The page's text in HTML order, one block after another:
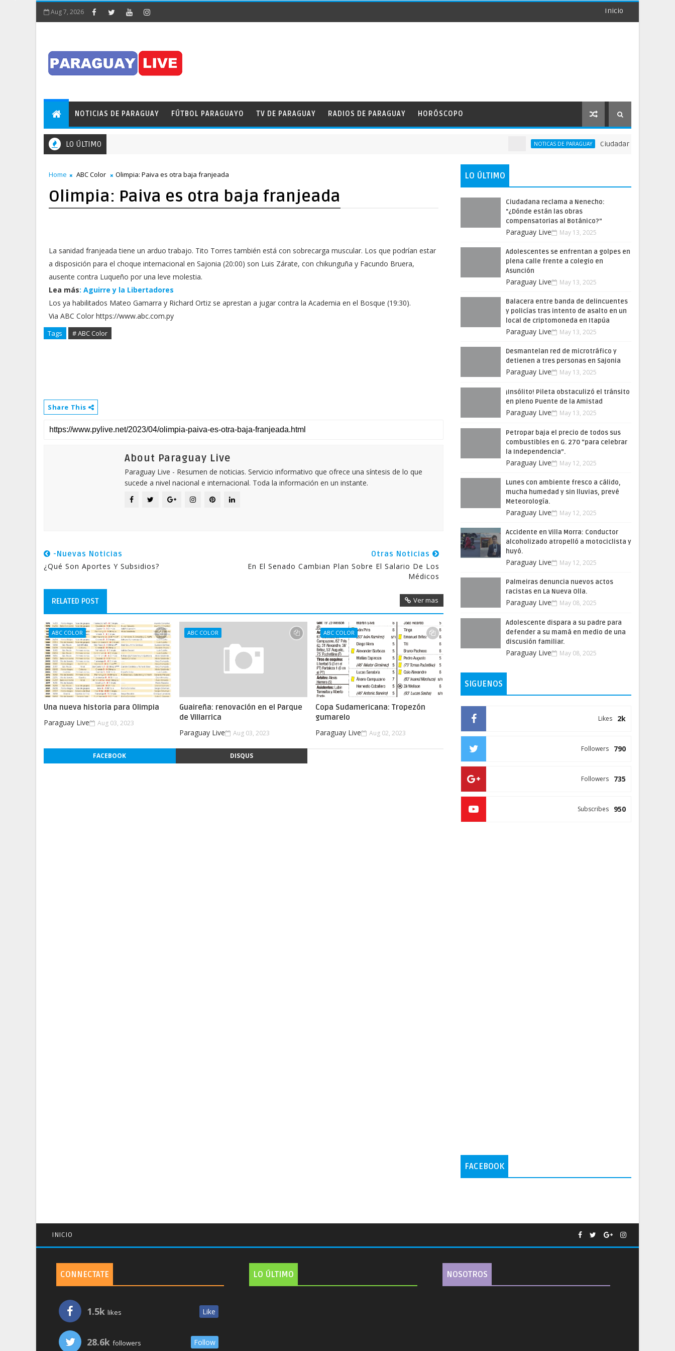
Aug 7, 2026 Inicio
NOTICIAS DE PARAGUAY FÚTBOL PARAGUAYO TV DE PARAGUAY RADIOS DE PARAGUAY HORÓSCOPO
LO ÚLTIMO NOTICAS DE PARAGUAY Ciudadana reclama a
Home ABC Color Olimpia: Paiva es otra baja franjeada
Olimpia: Paiva es otra baja franjeada
La sanidad franjeada tiene un arduo trabajo. Tito Torres también está con sobrecarga muscular. Los que podrían estar
a disposición para el choque internacional en Sajonia (20:00) son Luis Zárate, con chikunguña y Facundo Bruera,
ausente contra Luqueño por una leve molestia.
Lea más: Aguirre y la Libertadores
Los ya habilitados Mateo Gamarra y Richard Ortiz se aprestan a jugar contra la Academia en el Bosque (19:30).
Via ABC Color https://www.abc.com.py
Tags # ABC Color
Share This
About Paraguay Live
Paraguay Live - Resumen de noticias. Servicio informativo que ofrece una síntesis de lo que
sucede a nivel nacional e internacional. Toda la información en un instante.
-Nuevas Noticias
¿Qué Son Aportes Y Subsidios?
Otras Noticias
En El Senado Cambian Plan Sobre El Salario De Los
Médicos
RELATED POST Ver mas
ABC COLOR
Una nueva historia para Olimpia
Paraguay Live Aug 03, 2023
ABC COLOR
Guaireña: renovación en el Parque
de Villarrica
Paraguay Live Aug 03, 2023
ABC COLOR
Copa Sudamericana: Tropezón
gumarelo
Paraguay Live Aug 02, 2023
FACEBOOK DISQUS
LO ÚLTIMO
Ciudadana reclama a Nenecho:
"¿Dónde están las obras
compensatorias al Botánico?”
Paraguay Live May 13, 2025
Adolescentes se enfrentan a golpes en
plena calle frente a colegio en
Asunción
Paraguay Live May 13, 2025
Balacera entre banda de delincuentes
y policías tras intento de asalto en un
local de criptomoneda en Itapúa
Paraguay Live May 13, 2025
Desmantelan red de microtráfico y
detienen a tres personas en Sajonia
Paraguay Live May 13, 2025
¡Insólito! Pileta obstaculizó el tránsito
en pleno Puente de la Amistad
Paraguay Live May 13, 2025
Petropar baja el precio de todos sus
combustibles en G. 270 “para celebrar
la Independencia”.
Paraguay Live May 12, 2025
Lunes con ambiente fresco a cálido,
mucha humedad y sin lluvias, prevé
Meteorología.
Paraguay Live May 12, 2025
Accidente en Villa Morra: Conductor
alcoholizado atropelló a motociclista y
huyó.
Paraguay Live May 12, 2025
Palmeiras denuncia nuevos actos
racistas en La Nueva Olla.
Paraguay Live May 08, 2025
Adolescente dispara a su padre para
defender a su mamá en medio de una
discusión familiar.
Paraguay Live May 08, 2025
SIGUENOS
2k
Likes
790
Followers
735
Followers
950
Subscribes
FACEBOOK
INICIO
CONNECTATE
1.5k likes Like
28.6k followers Follow
LO ÚLTIMO NOSOTROS